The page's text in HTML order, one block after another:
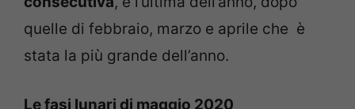
quelle di febbraio, marzo e aprile che è
stata la più grande dell’anno.
Le fasi lunari di maggio 2020